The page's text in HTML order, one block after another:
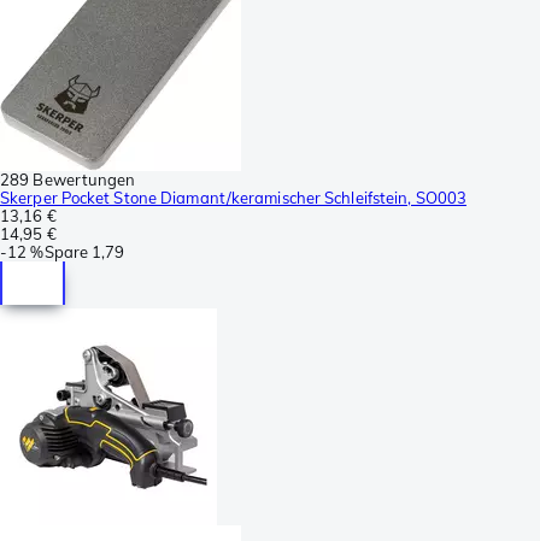
289 Bewertungen
Skerper Pocket Stone Diamant/keramischer Schleifstein, SO003
13,16 €
14,95 €
-12 %Spare 1,79